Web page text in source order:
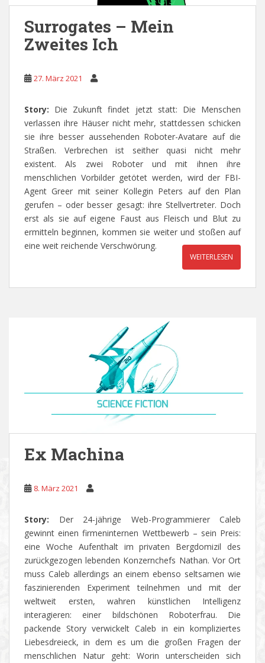
Surrogates – Mein
Zweites Ich
27. März 2021
Story: Die Zukunft findet jetzt statt: Die Menschen
verlassen ihre Häuser nicht mehr, stattdessen schicken
sie ihre besser aussehenden Roboter-Avatare auf die
Straßen. Verbrechen ist seither quasi nicht mehr
existent. Als zwei Roboter und mit ihnen ihre
menschlichen Vorbilder getötet werden, wird der FBI-
Agent Greer mit seiner Kollegin Peters auf den Plan
gerufen – oder besser gesagt: ihre Stellvertreter. Doch
erst als sie auf eigene Faust aus Fleisch und Blut zu
ermitteln beginnen, kommen sie weiter und stoßen auf
eine weit reichende Verschwörung.
WEITERLESEN
Ex Machina
8. März 2021
Story: Der 24-jährige Web-Programmierer Caleb
gewinnt einen firmeninternen Wettbewerb – sein Preis:
eine Woche Aufenthalt im privaten Bergdomizil des
zurückgezogen lebenden Konzernchefs Nathan. Vor Ort
muss Caleb allerdings an einem ebenso seltsamen wie
faszinierenden Experiment teilnehmen und mit der
weltweit ersten, wahren künstlichen Intelligenz
interagieren: einer bildschönen Roboterfrau. Die
packende Story verwickelt Caleb in ein kompliziertes
Liebesdreieck, in dem es um die großen Fragen der
menschlichen Natur geht: Worin unterscheiden sich